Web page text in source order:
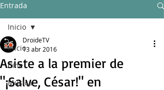
Entrada
Inicio
Cine
Música
Inicio
Asiste a la premier de
"¡Salve, César!" en
DroideTV
13 abr 2016